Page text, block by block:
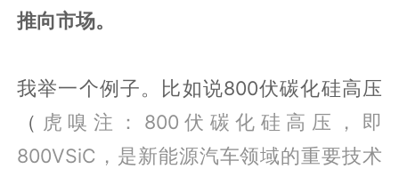
推向市场。
我举一个例子。比如说800伏碳化硅高压
（ 虎嗅注：800伏碳化硅高压，即
800VSiC，是新能源汽车领域的重要技术